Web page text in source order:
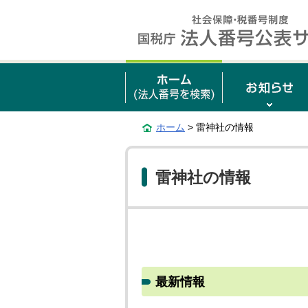
ホーム > 雷神社の情報
雷神社の情報
最新情報